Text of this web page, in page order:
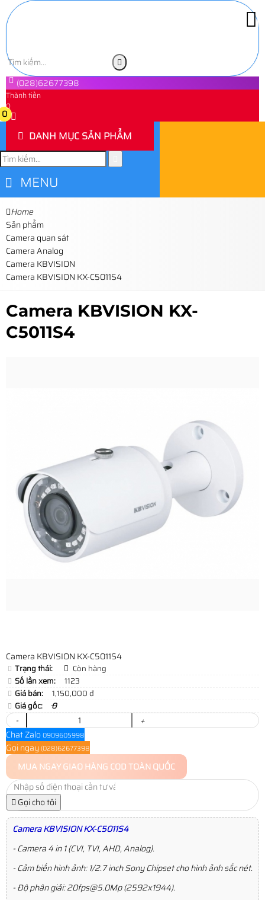
(028)62677398
Thành tiền
0
0
DANH MỤC SẢN PHẨM
MENU
Home
Sản phẩm
Camera quan sát
Camera Analog
Camera KBVISION
Camera KBVISION KX-C5011S4
Camera KBVISION KX-
C5011S4
Camera KBVISION KX-C5011S4
Trạng thái:
Còn hàng
Số lần xem:
1123
Giá bán:
1,150,000 đ
Giá gốc:
0
-
+
Chat Zalo 0909605998
Gọi ngay (028)62677398
MUA NGAYGIAO HÀNG COD TOÀN QUỐC
Gọi cho tôi
Camera KBVISION KX-C5011S4
- Camera 4 in 1 (CVI, TVI, AHD, Analog).
- Cảm biến hình ảnh: 1/2.7 inch Sony Chipset cho hình ảnh sắc nét.
- Độ phân giải: 20fps@5.0Mp (2592x1944).